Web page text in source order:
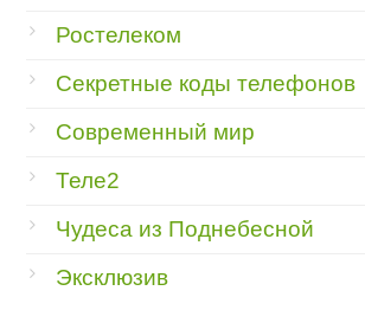
Ростелеком
Секретные коды телефонов
Современный мир
Теле2
Чудеса из Поднебесной
Эксклюзив